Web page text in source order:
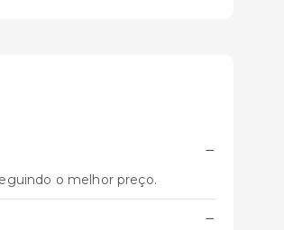
−
o melhor preço.
−